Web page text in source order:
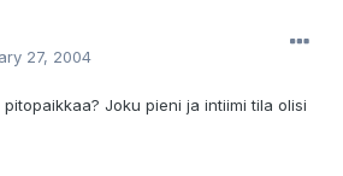
27, 2004
Joku pieni ja intiimi tila olisi